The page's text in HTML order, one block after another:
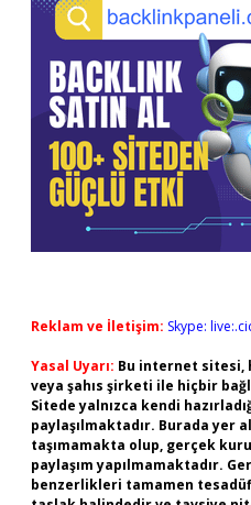
Reklam ve İletişim: Skype:
Yasal Uyarı: Bu internet sitesi,
veya şahıs şirketi ile hiçbir
Sitede yalnızca kendi
paylaşılmaktadır. Burada yer
taşımamakta olup, gerçek
paylaşım yapılmamaktadır.
benzerlikleri tamamen